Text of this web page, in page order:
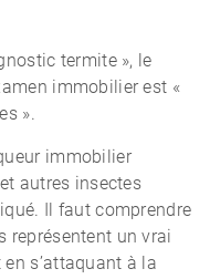
termite », le
immobilier est «
».
immobilier
autres insectes
Il faut comprendre
représentent un vrai
s’attaquant à la